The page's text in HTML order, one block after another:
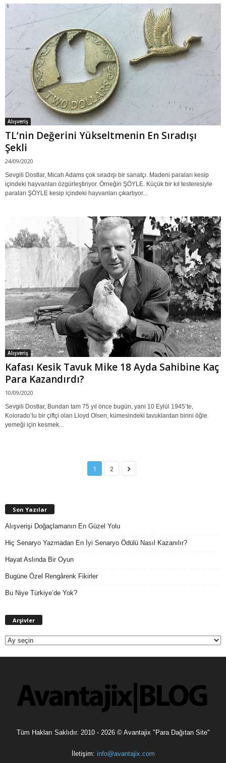
Alışveriş
TL’nin Değerini Yükseltmenin En Sıradışı
Şekli
24/09/2020
Sevgili Dostlar, Micah Adams çok sıradışı bir sanatçı. Madeni paraları kesip
içindeki hayvanları özgürleştiriyor. Örneğin ŞÖYLE. Küçük bir kıl testeresiyle
paraları ŞÖYLE kesip içindeki hayvanları çıkartıyor...
Alışveriş
Kafası Kesik Tavuk Mike 18 Ayda Sahibine Kaç
Para Kazandırdı?
10/09/2020
Sevgili Dostlar, Bundan tam 75 yıl önce bugün, yani 10 Eylül 1945’te,
Kolorado’lu bir çiftçi olan Lloyd Olsen, kümesindeki tavuklardan birini öğle
yemeği için kesmek...
1 2
Son Yazılar
Alışverişi Doğaçlamanın En Güzel Yolu
Hiç Senaryo Yazmadan En İyi Senaryo Ödülü Nasıl Kazanılır?
Hayat Aslında Bir Oyun
Bugüne Özel Rengârenk Fikirler
Bu Niye Türkiye’de Yok?
Arşivler
Tüm Hakları Saklıdır. 2010 - 2026 © Avantajix "Para Dağıtan Site"
İletişim: info@avantajix.com